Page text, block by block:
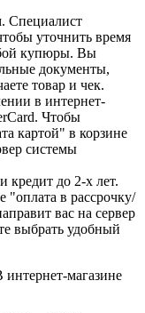
Специалист
уточнить время
купюры. Вы
документы,
товар и чек.
в интернет-
Чтобы
картой" в корзине
системы
кредит до 2-х лет.
"оплата в рассрочку/
вас на сервер
выбрать удобный
интернет-магазине